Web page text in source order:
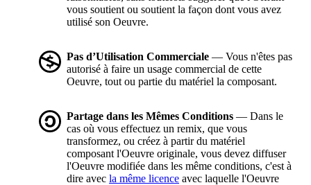
vous soutient ou soutient la façon dont vous avez
utilisé son Oeuvre.
Pas d’Utilisation Commerciale — Vous n'êtes pas
autorisé à faire un usage commercial de cette
Oeuvre, tout ou partie du matériel la composant.
Partage dans les Mêmes Conditions — Dans le
cas où vous effectuez un remix, que vous
transformez, ou créez à partir du matériel
composant l'Oeuvre originale, vous devez diffuser
l'Oeuvre modifiée dans les même conditions, c'est à
dire avec la même licence avec laquelle l'Oeuvre